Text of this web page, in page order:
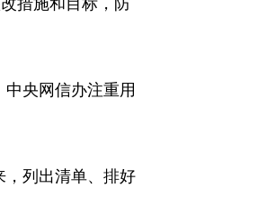
措施和目标，防
央网信办注重用
，列出清单、排好